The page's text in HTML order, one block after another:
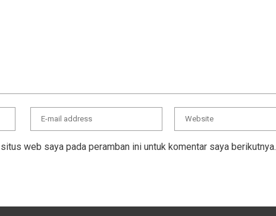
web saya pada peramban ini untuk komentar saya berikutnya.